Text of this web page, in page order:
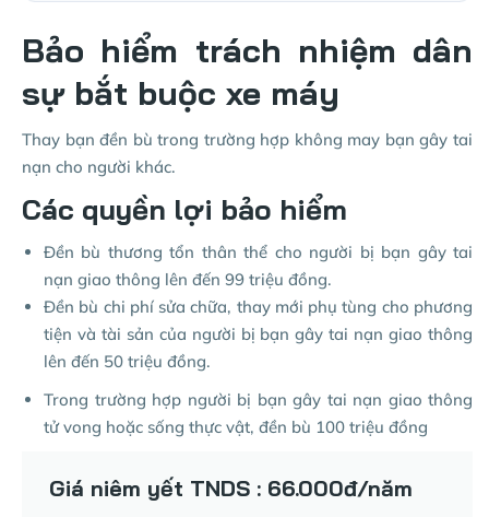
Bảo hiểm trách nhiệm dân
sự bắt buộc xe máy
Thay bạn đền bù trong trường hợp không may bạn gây tai
nạn cho người khác.
Các quyền lợi bảo hiểm
Đền bù thương tổn thân thể cho người bị bạn gây tai
nạn giao thông lên đến 99 triệu đồng.
Đền bù chi phí sửa chữa, thay mới phụ tùng cho phương
tiện và tài sản của người bị bạn gây tai nạn giao thông
lên đến 50 triệu đồng.
Trong trường hợp người bị bạn gây tai nạn giao thông
tử vong hoặc sống thực vật, đền bù 100 triệu đồng
Giá niêm yết TNDS : 66.000đ/năm